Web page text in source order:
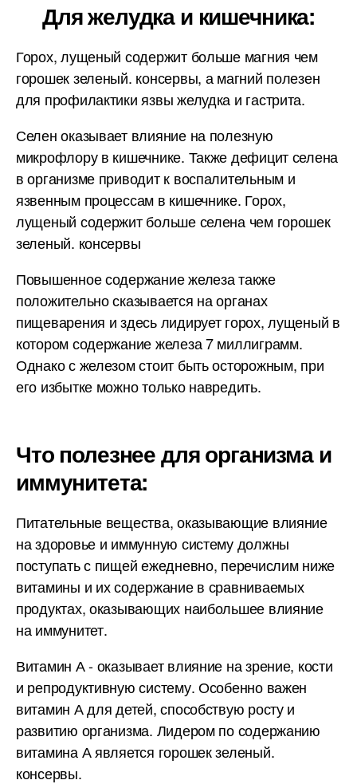
Для желудка и кишечника:
Горох, лущеный содержит больше магния чем
горошек зеленый. консервы, а магний полезен
для профилактики язвы желудка и гастрита.
Селен оказывает влияние на полезную
микрофлору в кишечнике. Также дефицит селена
в организме приводит к воспалительным и
язвенным процессам в кишечнике. Горох,
лущеный содержит больше селена чем горошек
зеленый. консервы
Повышенное содержание железа также
положительно сказывается на органах
пищеварения и здесь лидирует горох, лущеный в
котором содержание железа 7 миллиграмм.
Однако с железом стоит быть осторожным, при
его избытке можно только навредить.
Что полезнее для организма и
иммунитета:
Питательные вещества, оказывающие влияние
на здоровье и иммунную систему должны
поступать с пищей ежедневно, перечислим ниже
витамины и их содержание в сравниваемых
продуктах, оказывающих наибольшее влияние
на иммунитет.
Витамин А - оказывает влияние на зрение, кости
и репродуктивную систему. Особенно важен
витамин А для детей, способствую росту и
развитию организма. Лидером по содержанию
витамина А является горошек зеленый.
консервы.